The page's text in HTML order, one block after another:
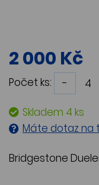
2 000 Kč
Počet ks: -
Skladem 4 ks
Máte dotaz na
Bridgestone